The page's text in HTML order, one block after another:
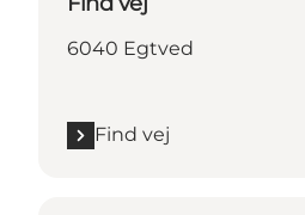
6040 Egtved
Find vej